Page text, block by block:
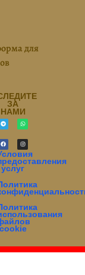
для
ЗА
НАМИ
услуг
cookie